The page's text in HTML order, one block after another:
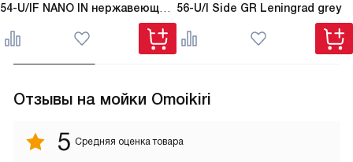
54-U/IF NANO IN нержавеющая
56-U/I Side GR Leningrad grey
Отзывы на мойки Omoikiri
5 Средняя оценка товара